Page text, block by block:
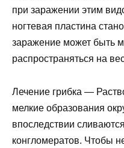
при заражении этим
ногтевая пластина
заражение может быть
распространяться на
Лечение грибка —
мелкие образования
впоследствии
конгломератов. Чтобы